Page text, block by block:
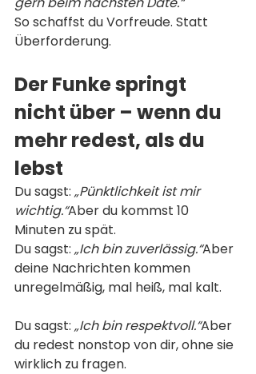
So schaffst du Vorfreude. Statt
Überforderung.
Der Funke springt
nicht über – wenn du
mehr redest, als du
lebst
Du sagst: „Pünktlichkeit ist mir
wichtig.“Aber du kommst 10
Minuten zu spät.
Du sagst: „Ich bin zuverlässig.“Aber
deine Nachrichten kommen
unregelmäßig, mal heiß, mal kalt.
Du sagst: „Ich bin respektvoll.“Aber
du redest nonstop von dir, ohne sie
wirklich zu fragen.